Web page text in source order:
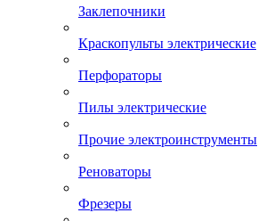
Заклепочники
Краскопульты электрические
Перфораторы
Пилы электрические
Прочие электроинструменты
Реноваторы
Фрезеры